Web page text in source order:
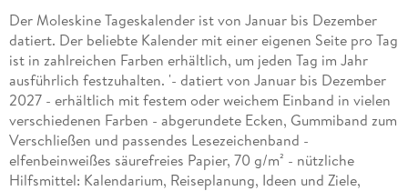
Der Moleskine Tageskalender ist von Januar bis Dezember
datiert. Der beliebte Kalender mit einer eigenen Seite pro Tag
ist in zahlreichen Farben erhältlich, um jeden Tag im Jahr
ausführlich festzuhalten. '- datiert von Januar bis Dezember
2027 - erhältlich mit festem oder weichem Einband in vielen
verschiedenen Farben - abgerundete Ecken, Gummiband zum
Verschließen und passendes Lesezeichenband -
elfenbeinweißes säurefreies Papier, 70 g/m² - nützliche
Hilfsmittel: Kalendarium, Reiseplanung, Ideen und Ziele,